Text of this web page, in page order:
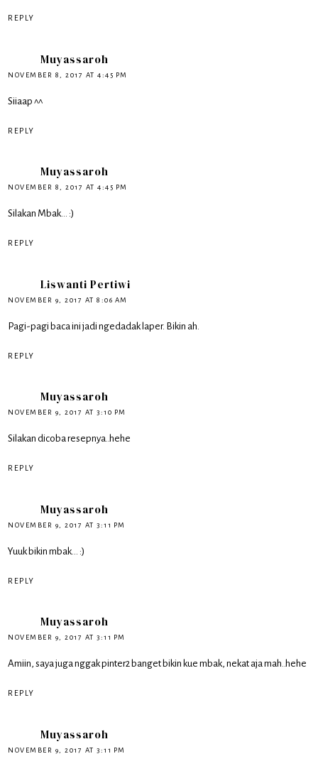
REPLY
Muyassaroh
NOVEMBER 8, 2017 AT 4:45 PM
Siiaap ^^
REPLY
Muyassaroh
NOVEMBER 8, 2017 AT 4:45 PM
Silakan Mbak... :)
REPLY
Liswanti Pertiwi
NOVEMBER 9, 2017 AT 8:06 AM
Pagi-pagi baca ini jadi ngedadak laper. Bikin ah.
REPLY
Muyassaroh
NOVEMBER 9, 2017 AT 3:10 PM
Silakan dicoba resepnya..hehe
REPLY
Muyassaroh
NOVEMBER 9, 2017 AT 3:11 PM
Yuuk bikin mbak... :)
REPLY
Muyassaroh
NOVEMBER 9, 2017 AT 3:11 PM
Amiin, saya juga nggak pinter2 banget bikin kue mbak, nekat aja mah..hehe
REPLY
Muyassaroh
NOVEMBER 9, 2017 AT 3:11 PM